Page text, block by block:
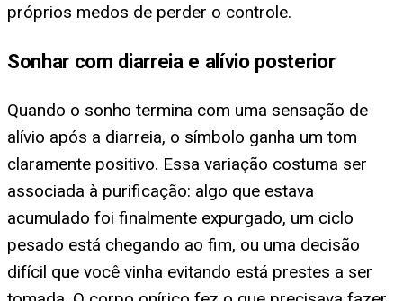
próprios medos de perder o controle.
Sonhar com diarreia e alívio posterior
Quando o sonho termina com uma sensação de
alívio após a diarreia, o símbolo ganha um tom
claramente positivo. Essa variação costuma ser
associada à purificação: algo que estava
acumulado foi finalmente expurgado, um ciclo
pesado está chegando ao fim, ou uma decisão
difícil que você vinha evitando está prestes a ser